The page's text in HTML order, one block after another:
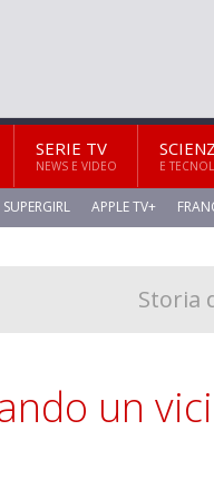
SERIE TV
NEWS E VIDEO E
SUPERGIRL APPLE TV+
Storia
un